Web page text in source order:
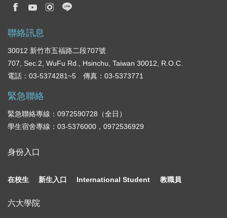
聯絡訊息
30012 新竹市五福路二段707號
707, Sec.2, WuFu Rd., Hsinchu, Taiwan 30012, R.O.C.
電話：03-5374281~5 傳真：03-5373771
緊急聯絡
緊急聯絡專線：0972590728（全日）
學生宿舍專線：03-5376000，0972536929
身份入口
在校生 新生入口 International Student 教職員
六大學院